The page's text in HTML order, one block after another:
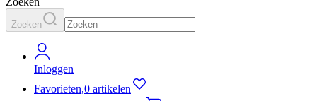
Zoeken
Inloggen
Favorieten,0 artikelen